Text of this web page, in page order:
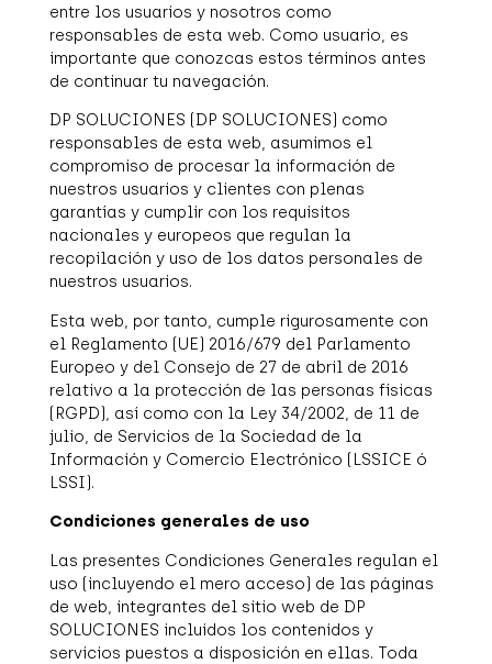
entre los usuarios y nosotros como
responsables de esta web. Como usuario, es
importante que conozcas estos términos antes
de continuar tu navegación.
DP SOLUCIONES (DP SOLUCIONES) como
responsables de esta web, asumimos el
compromiso de procesar la información de
nuestros usuarios y clientes con plenas
garantías y cumplir con los requisitos
nacionales y europeos que regulan la
recopilación y uso de los datos personales de
nuestros usuarios.
Esta web, por tanto, cumple rigurosamente con
el Reglamento (UE) 2016/679 del Parlamento
Europeo y del Consejo de 27 de abril de 2016
relativo a la protección de las personas físicas
(RGPD), así como con la Ley 34/2002, de 11 de
julio, de Servicios de la Sociedad de la
Información y Comercio Electrónico (LSSICE ó
LSSI).
Condiciones generales de uso
Las presentes Condiciones Generales regulan el
uso (incluyendo el mero acceso) de las páginas
de web, integrantes del sitio web de DP
SOLUCIONES incluidos los contenidos y
servicios puestos a disposición en ellas. Toda